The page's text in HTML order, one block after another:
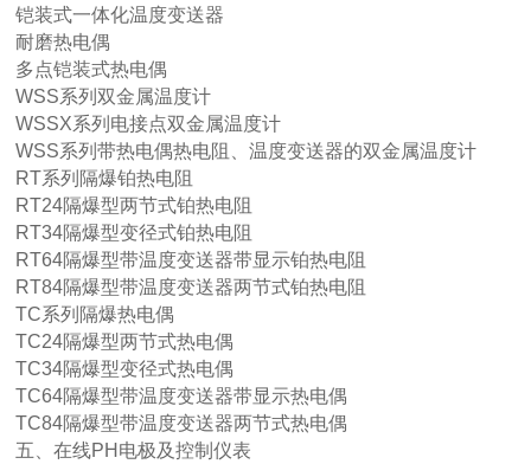
铠装式一体化温度变送器
耐磨热电偶
多点铠装式热电偶
WSS系列双金属温度计
WSSX系列电接点双金属温度计
WSS系列带热电偶热电阻、温度变送器的双金属温度计
RT系列隔爆铂热电阻
RT24隔爆型两节式铂热电阻
RT34隔爆型变径式铂热电阻
RT64隔爆型带温度变送器带显示铂热电阻
RT84隔爆型带温度变送器两节式铂热电阻
TC系列隔爆热电偶
TC24隔爆型两节式热电偶
TC34隔爆型变径式热电偶
TC64隔爆型带温度变送器带显示热电偶
TC84隔爆型带温度变送器两节式热电偶
五、在线PH电极及控制仪表